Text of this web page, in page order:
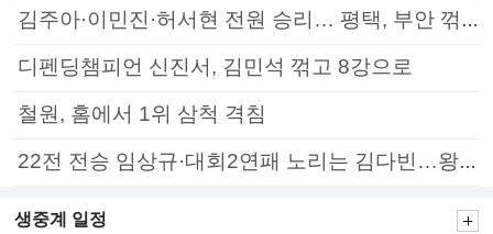
김주아·이민진·허서현 전원 승리… 평택, 부안 꺾고 5연승
디펜딩챔피언 신진서, 김민석 꺾고 8강으로
철원, 홈에서 1위 삼척 격침
22전 전승 임상규·대회2연패 노리는 김다빈…왕중왕전 16강 7일부터
생중계 일정